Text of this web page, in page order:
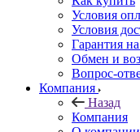
Условия
Условия
Гарантия
Обмен и
Вопрос-
Компания
Назад
Компания